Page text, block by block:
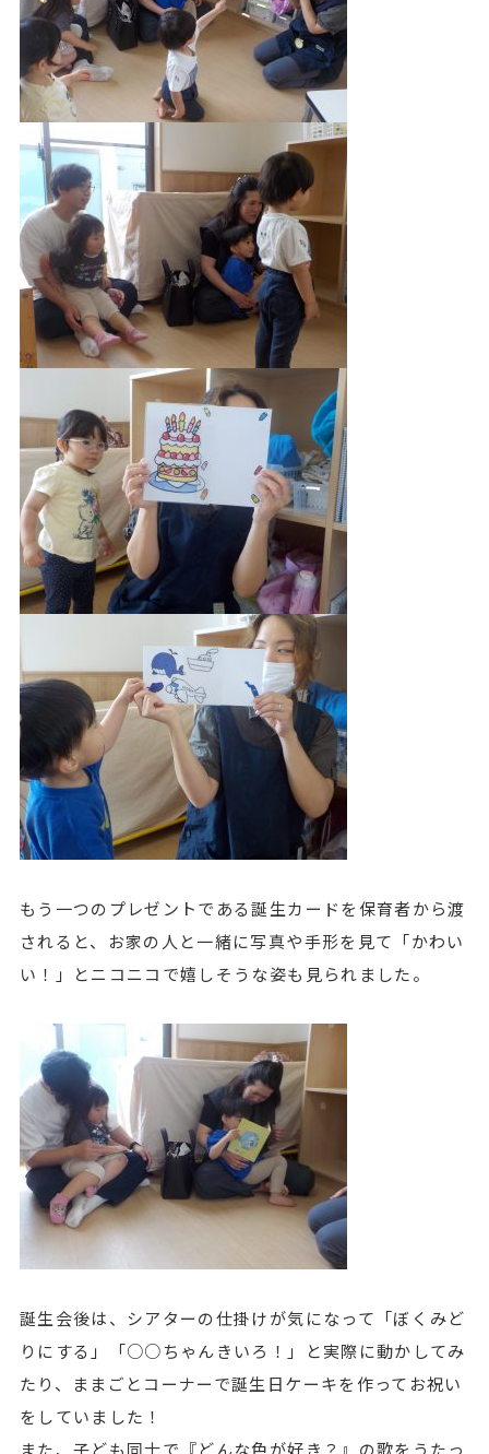
もう一つのプレゼントである誕生カードを保育者から渡
されると、お家の人と一緒に写真や手形を見て「かわい
い！」とニコニコで嬉しそうな姿も見られました。
誕生会後は、シアターの仕掛けが気になって「ぼくみど
りにする」「○○ちゃんきいろ！」と実際に動かしてみ
たり、ままごとコーナーで誕生日ケーキを作ってお祝い
をしていました！
また、子ども同士で『どんな色が好き？』の歌をうたっ